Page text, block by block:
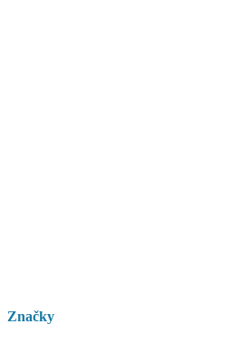
Značky